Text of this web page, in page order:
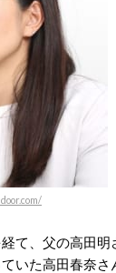
て、父の高田
いた高田春奈さ